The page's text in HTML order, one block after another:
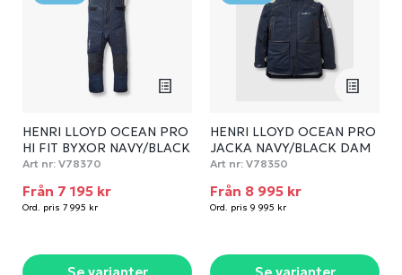
HENRI LLOYD OCEAN PRO
HI FIT BYXOR NAVY/BLACK
DAM
Art nr: V78370
Från 7 195 kr
Ord. pris 7 995 kr
HENRI LLOYD OCEAN PRO
JACKA NAVY/BLACK DAM
Art nr: V78350
Från 8 995 kr
Ord. pris 9 995 kr